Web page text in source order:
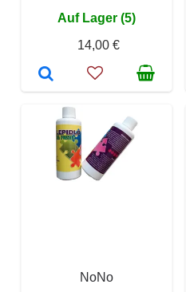
Auf Lager (5)
14,00 €
NoNo